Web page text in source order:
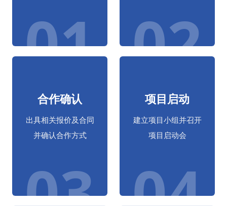
01 02
合作确认
出具相关报价及合同
并确认合作方式
项目启动
建立项目小组并召开
项目启动会